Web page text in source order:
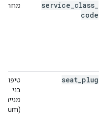
service class
code
seat plug
בני
מנייה
(enum)